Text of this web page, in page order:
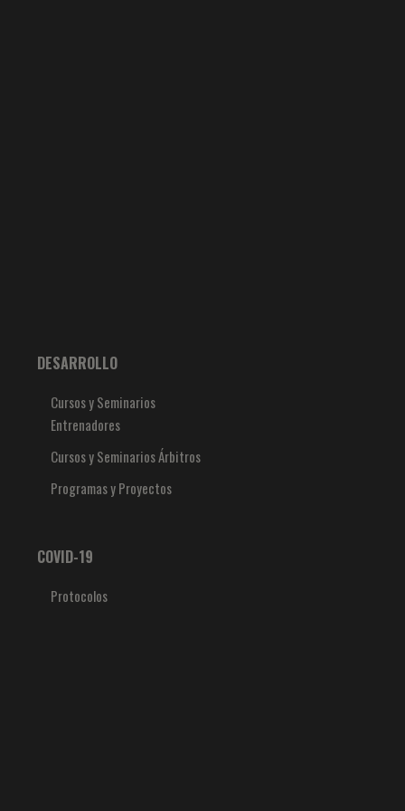
DESARROLLO
Cursos y Seminarios
Entrenadores
Cursos y Seminarios Árbitros
Programas y Proyectos
COVID-19
Protocolos